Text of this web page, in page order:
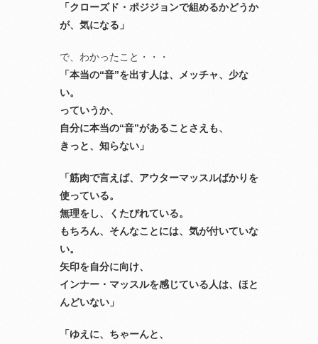
「クローズド・ポジジョンで組めるかどうか
が、気になる」
で、わかったこと・・・
「本当の“音”を出す人は、メッチャ、少な
い。
っていうか、
自分に本当の“音”があることさえも、
きっと、知らない」
「筋肉で言えば、アウターマッスルばかりを
使っている。
無理をし、くたびれている。
もちろん、そんなことには、気が付いていな
い。
矢印を自分に向け、
インナー・マッスルを感じている人は、ほと
んどいない」
「ゆえに、ちゃーんと、